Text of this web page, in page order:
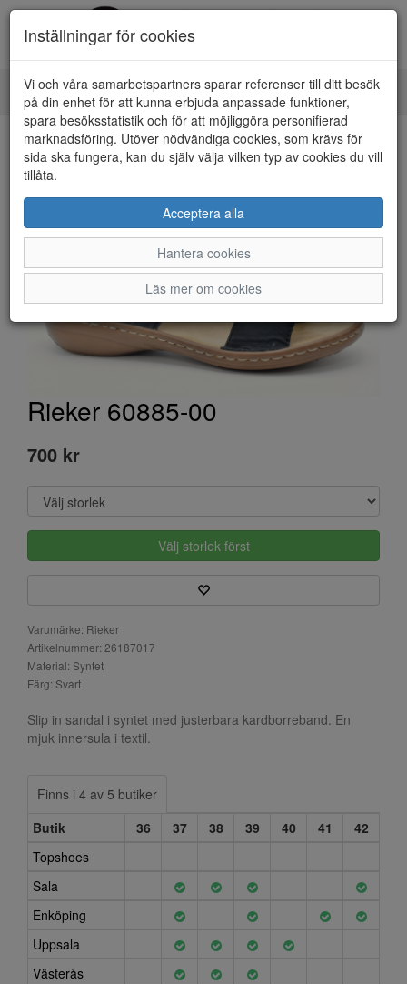
Toggle
navigation
HEM
Rieker 60885-00
700 kr
Välj storlek först
Varumärke: Rieker
Artikelnummer: 26187017
Material: Syntet
Färg: Svart
Slip in sandal i syntet med justerbara kardborreband. En
mjuk innersula i textil.
Finns i 4 av 5 butiker
Butik
36 37 38 39 40 41
42
Topshoes
Sala
Enköping
Uppsala
Västerås
Inställningar för cookies
Vi och våra samarbetspartners sparar referenser till ditt besök
på din enhet för att kunna erbjuda anpassade funktioner,
spara besöksstatistik och för att möjliggöra personifierad
marknadsföring. Utöver nödvändiga cookies, som krävs för
sida ska fungera, kan du själv välja vilken typ av cookies du vill
tillåta.
Acceptera alla
Hantera cookies
Läs mer om cookies